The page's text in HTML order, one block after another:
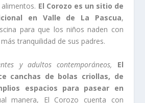
El Corozo es un sitio de
en Valle de La Pascua,
para que los niños naden con
tranquilidad de sus padres.
y adultos contemporáneos,
El
canchas de bolas criollas, de
espacios para pasear en
manera, El Corozo cuenta con